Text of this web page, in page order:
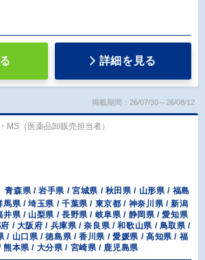
詳細を見る
掲載期間：26/07/30～26/08/12
MS（医薬品卸販売担当者）
青森県 / 岩手県 / 宮城県 / 秋田県 / 山形県 / 福島
馬県 / 埼玉県 / 千葉県 / 東京都 / 神奈川県 / 新潟
井県 / 山梨県 / 長野県 / 岐阜県 / 静岡県 / 愛知県
/ 大阪府 / 兵庫県 / 奈良県 / 和歌山県 / 鳥取県 /
/ 山口県 / 徳島県 / 香川県 / 愛媛県 / 高知県 / 福
本県 / 大分県 / 宮崎県 / 鹿児島県